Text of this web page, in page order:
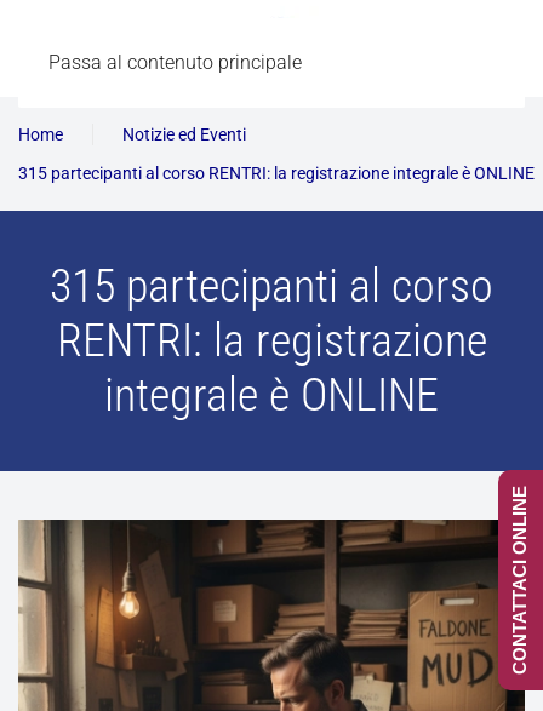
Passa al contenuto principale
Home
Notizie ed Eventi
315 partecipanti al corso RENTRI: la registrazione integrale è ONLINE
315 partecipanti al corso
RENTRI: la registrazione
integrale è ONLINE
CONTATTACI ONLINE